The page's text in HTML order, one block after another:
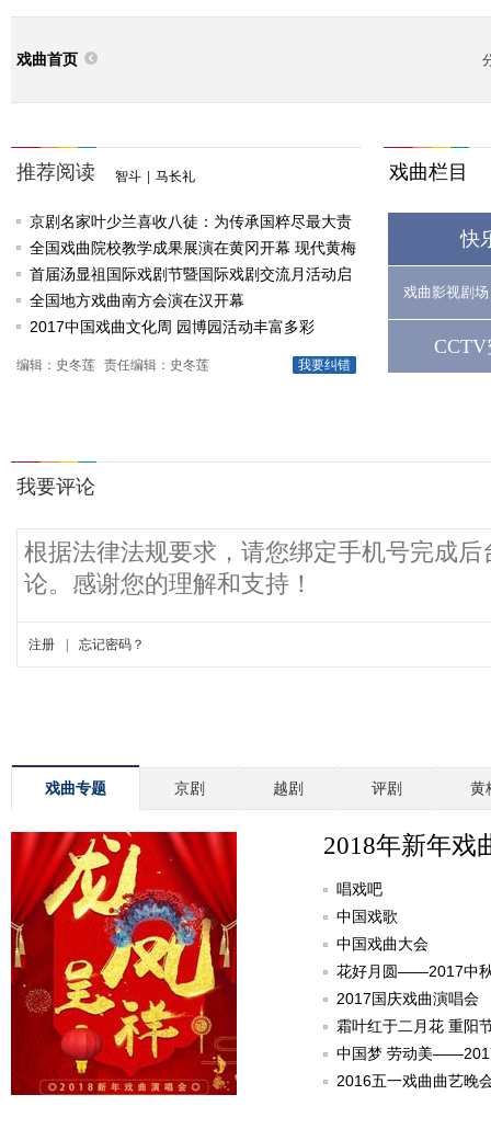
戏曲首页
推荐阅读 智斗 马长礼
京剧名家叶少兰喜收八徒：为传承国粹尽最大责
任
全国戏曲院校教学成果展演在黄冈开幕 现代黄梅
戏《槐花谣》倾情..
首届汤显祖国际戏剧节暨国际戏剧交流月活动启
动
全国地方戏曲南方会演在汉开幕
2017中国戏曲文化周 园博园活动丰富多彩
我要纠错
编辑：史冬莲 责任编辑：史冬莲
戏曲栏目
快
戏曲影视剧场
戏曲专题 京剧 越剧 评剧 黄
2018年新年戏
唱戏吧
中国戏歌
中国戏曲大会
花好月圆——2017中
2017国庆戏曲演唱会
霜叶红于二月花 重阳
中国梦 劳动美
2016五一戏曲曲艺晚